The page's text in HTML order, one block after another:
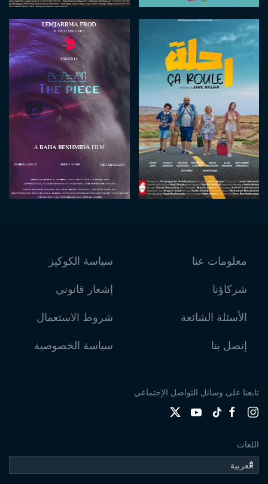
معلومات عنا
شركاؤنا
الأسئلة الشائعة
إتصل بنا
سياسة الكوكيز
إشعار قانوني
شروط الاستعمال
سياسة الخصوصية
تابعنا على وسائل التواصل الإجتماعي
اللغات